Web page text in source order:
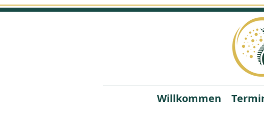
Willkommen